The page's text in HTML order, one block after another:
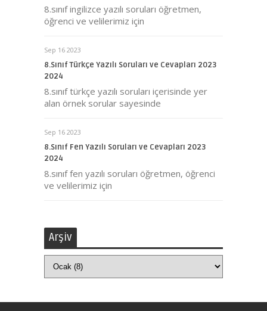
8.sınıf ingilizce yazılı soruları öğretmen,
öğrenci ve velilerimiz için
Sep 16 2023
8.Sınıf Türkçe Yazılı Soruları ve Cevapları 2023
2024
8.sınıf türkçe yazılı soruları içerisinde yer
alan örnek sorular sayesinde
Sep 16 2023
8.Sınıf Fen Yazılı Soruları ve Cevapları 2023
2024
8.sınıf fen yazılı soruları öğretmen, öğrenci
ve velilerimiz için
Arşiv